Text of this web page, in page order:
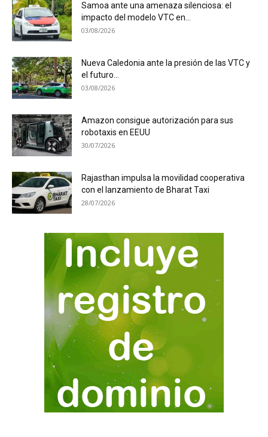
Samoa ante una amenaza silenciosa: el
impacto del modelo VTC en...
03/08/2026
Nueva Caledonia ante la presión de las VTC y
el futuro...
03/08/2026
Amazon consigue autorización para sus
robotaxis en EEUU
30/07/2026
Rajasthan impulsa la movilidad cooperativa
con el lanzamiento de Bharat Taxi
28/07/2026